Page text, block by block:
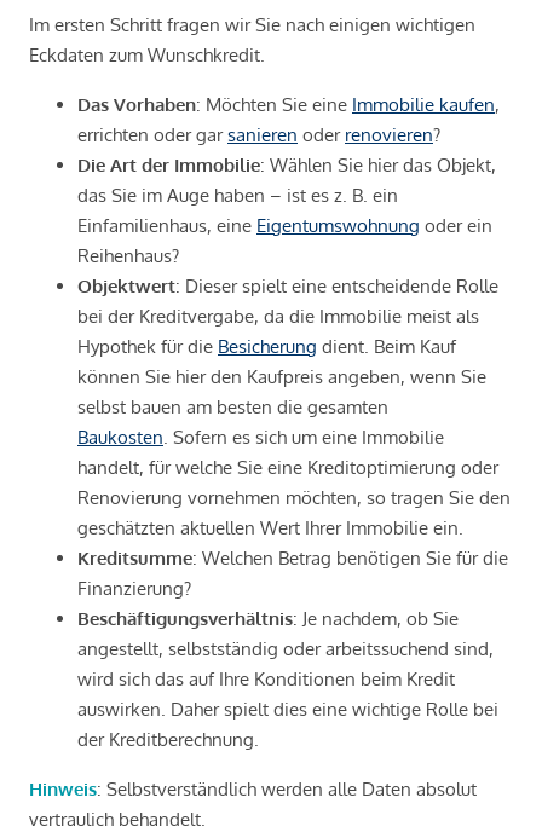
Im ersten Schritt fragen wir Sie nach einigen wichtigen
Eckdaten zum Wunschkredit.
Das Vorhaben: Möchten Sie eine Immobilie kaufen,
errichten oder garsanieren oder renovieren?
Die Art der Immobilie: Wählen Sie hier das Objekt,
das Sie im Auge haben – ist es z. B. ein
Einfamilienhaus, eine Eigentumswohnung oder ein
Reihenhaus?
Objektwert: Dieser spielt eine entscheidende Rolle
bei der Kreditvergabe, da die Immobilie meist als
Hypothek für die Besicherung dient. Beim Kauf
können Sie hier den Kaufpreis angeben, wenn Sie
selbst bauen am besten die gesamten
Baukosten . Sofern es sich um eine Immobilie
handelt, für welche Sie eine Kreditoptimierung oder
Renovierung vornehmen möchten, so tragen Sie den
geschätzten aktuellen Wert Ihrer Immobilie ein.
Kreditsumme: Welchen Betrag benötigen Sie für die
Finanzierung?
Beschäftigungsverhältnis: Je nachdem, ob Sie
angestellt, selbstständig oder arbeitssuchend sind,
wird sich das auf Ihre Konditionen beim Kredit
auswirken. Daher spielt dies eine wichtige Rolle bei
der Kreditberechnung.
Hinweis: Selbstverständlich werden alle Daten absolut
vertraulich behandelt.